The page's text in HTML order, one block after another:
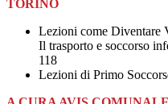
TORINO
Lezioni come Diventare
Il trasporto e soccorso
118
Lezioni di Primo